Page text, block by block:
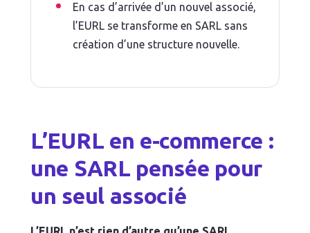
En cas d’arrivée d’un nouvel associé,
l’EURL se transforme en SARL sans
création d’une structure nouvelle.
L’EURL en e-commerce :
une SARL pensée pour
un seul associé